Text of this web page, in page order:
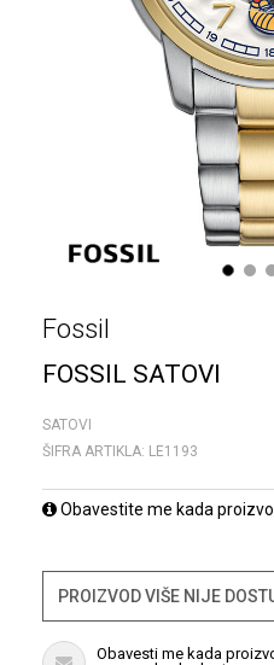
1 2
Fossil
FOSSIL SATOVI
SATOVI
ŠIFRA ARTIKLA: LE1193
Obavestite me kada
PROIZVOD VIŠE NIJE
Obavesti me kada